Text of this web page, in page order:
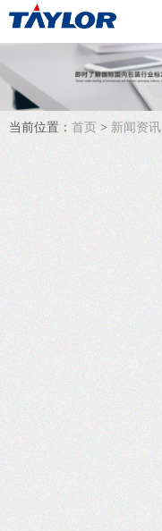
当前位置： 首页 > 新闻资讯